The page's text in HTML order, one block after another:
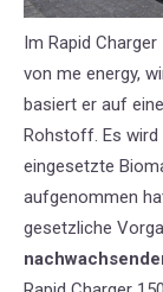
Im Rapid
von me energy,
basiert er auf
Rohstoff. Es wird
eingesetzte
aufgenommen
gesetzliche